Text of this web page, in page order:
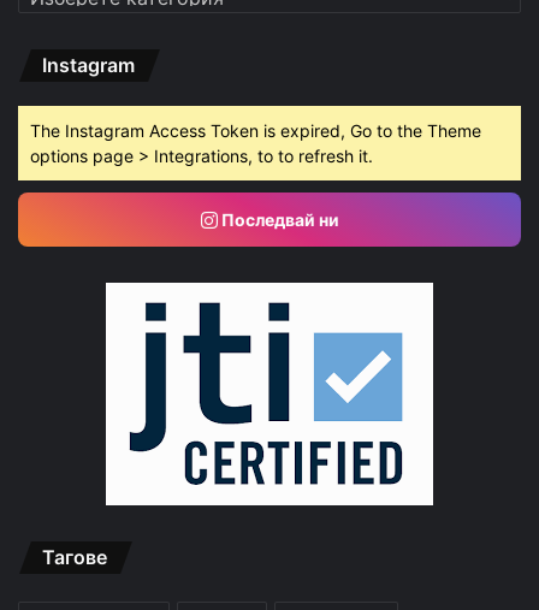
Instagram
The Instagram Access Token is expired, Go to the Theme
options page > Integrations, to to refresh it.
Последвай ни
Тагове